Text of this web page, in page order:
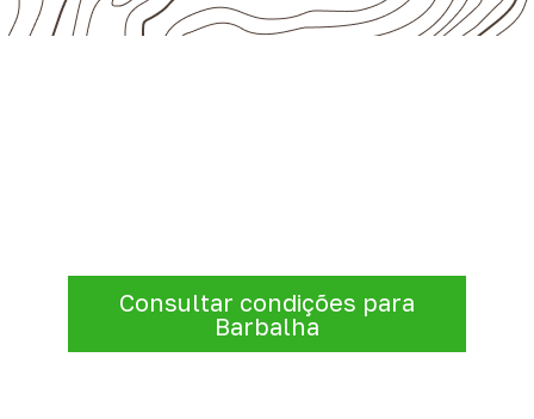
Consultar condições para
Barbalha